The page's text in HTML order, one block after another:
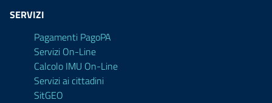
SERVIZI
Pagamenti PagoPA
Servizi On-Line
Calcolo IMU On-Line
Servizi ai cittadini
SitGEO